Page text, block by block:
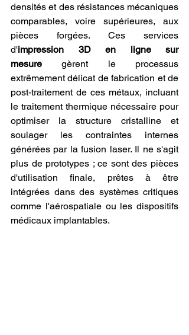
densités et des résistances mécaniques
comparables, voire supérieures, aux
pièces forgées. Ces services
d'impression 3D en ligne sur
mesure gèrent le processus
extrêmement délicat de fabrication et de
post-traitement de ces métaux, incluant
le traitement thermique nécessaire pour
optimiser la structure cristalline et
soulager les contraintes internes
générées par la fusion laser. Il ne s'agit
plus de prototypes ; ce sont des pièces
d'utilisation finale, prêtes à être
intégrées dans des systèmes critiques
comme l'aérospatiale ou les dispositifs
médicaux implantables.